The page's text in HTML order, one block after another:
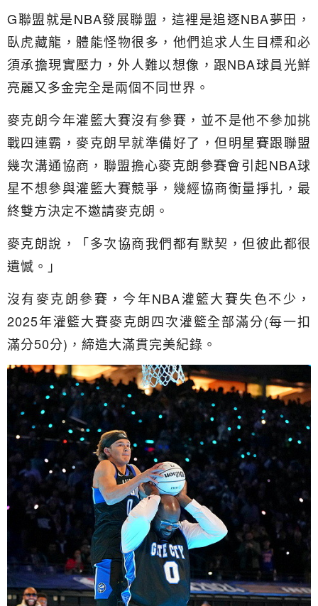
G聯盟就是NBA發展聯盟，這裡是追逐NBA夢田，
臥虎藏龍，體能怪物很多，他們追求人生目標和必
須承擔現實壓力，外人難以想像，跟NBA球員光鮮
亮麗又多金完全是兩個不同世界。
麥克朗今年灌籃大賽沒有參賽，並不是他不參加挑
戰四連霸，麥克朗早就準備好了，但明星賽跟聯盟
幾次溝通協商，聯盟擔心麥克朗參賽會引起NBA球
星不想參與灌籃大賽競爭，幾經協商衡量掙扎，最
終雙方決定不邀請麥克朗。
麥克朗說，「多次協商我們都有默契，但彼此都很
遺憾。」
沒有麥克朗參賽，今年NBA灌籃大賽失色不少，
2025年灌籃大賽麥克朗四次灌籃全部滿分(每一扣
滿分50分)，締造大滿貫完美紀錄。